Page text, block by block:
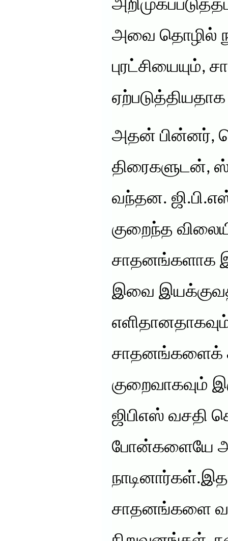
அவை தொழில்
புரட்சியையும்,
அதன் பின்னர்,
திரைகளுடன்,
வந்தன.
குறைந்த
சாதனங்களாக
இவை
சாதனங்களைக்
குறைவாகவும்
ஜிபிஎஸ்
போன்களையே
சாதனங்களை